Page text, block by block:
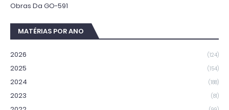
Obras Da GO-591
MATÉRIAS POR ANO
2026 (124)
2025 (154)
2024 (188)
2023 (81)